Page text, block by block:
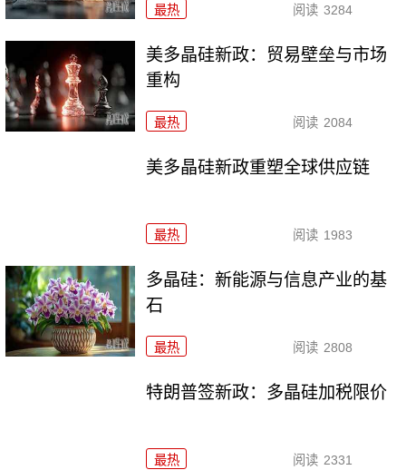
最热 阅读 3284
美多晶硅新政：贸易壁垒与市场
重构
最热 阅读 2084
美多晶硅新政重塑全球供应链
最热 阅读 1983
多晶硅：新能源与信息产业的基
石
最热 阅读 2808
特朗普签新政：多晶硅加税限价
最热 阅读 2331